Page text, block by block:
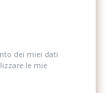
dei miei dati
le mie